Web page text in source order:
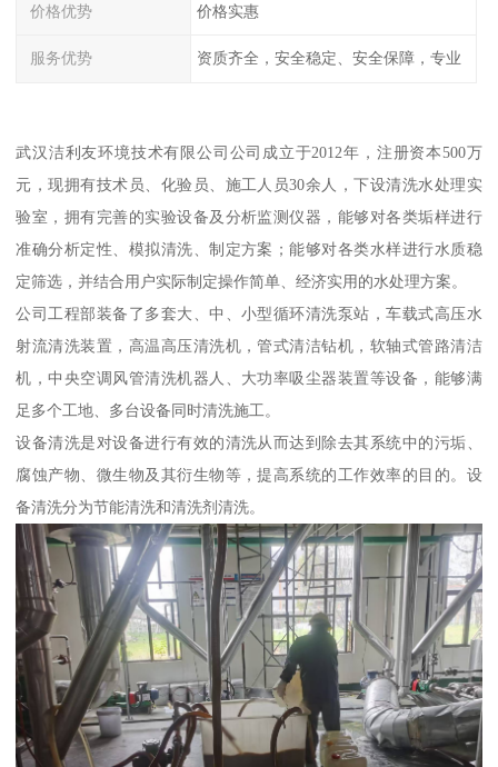
价格优势 价格实惠
服务优势 资质齐全，安全稳定、安全保障，专业
武汉洁利友环境技术有限公司公司成立于2012年，注册资本500万
元，现拥有技术员、化验员、施工人员30余人，下设清洗水处理实
验室，拥有完善的实验设备及分析监测仪器，能够对各类垢样进行
准确分析定性、模拟清洗、制定方案；能够对各类水样进行水质稳
定筛选，并结合用户实际制定操作简单、经济实用的水处理方案。
公司工程部装备了多套大、中、小型循环清洗泵站，车载式高压水
射流清洗装置，高温高压清洗机，管式清洁钻机，软轴式管路清洁
机，中央空调风管清洗机器人、大功率吸尘器装置等设备，能够满
足多个工地、多台设备同时清洗施工。
设备清洗是对设备进行有效的清洗从而达到除去其系统中的污垢、
腐蚀产物、微生物及其衍生物等，提高系统的工作效率的目的。设
备清洗分为节能清洗和清洗剂清洗。